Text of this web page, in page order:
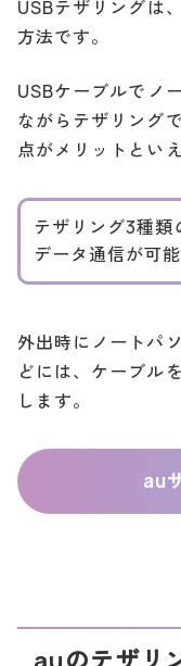
USBテザリングは
方法です。
USBケーブルでノ
ながらテザリング
点がメリットといえ
テザリング3種類
データ通信が可能
外出時にノートパ
どには、ケーブル
します。
au